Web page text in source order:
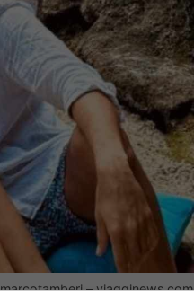
– viagginews.com